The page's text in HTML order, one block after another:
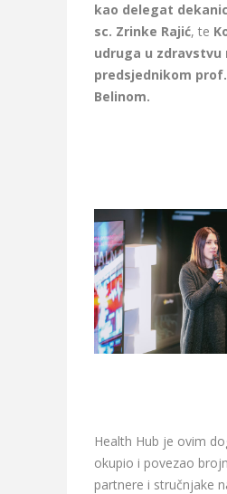
kao delegat
sc. Zrinke Rajić, te
udruga u zdravstvu
predsjednikom
Belinom.
Health Hub je ovim
okupio i povezao
partnere i stručnjake